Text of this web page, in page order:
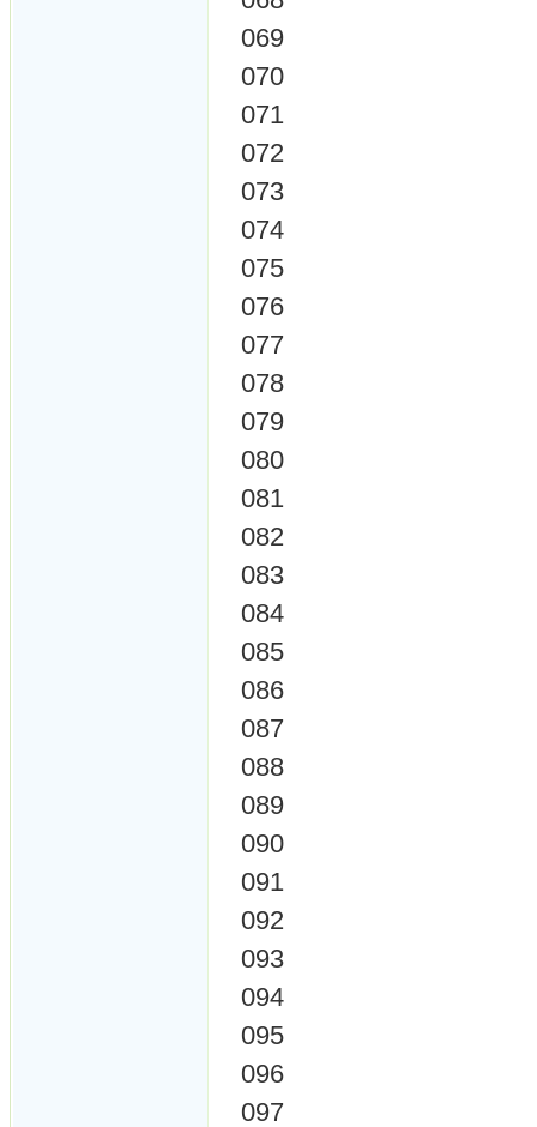
069
070
071
072
073
074
075
076
077
078
079
080
081
082
083
084
085
086
087
088
089
090
091
092
093
094
095
096
097